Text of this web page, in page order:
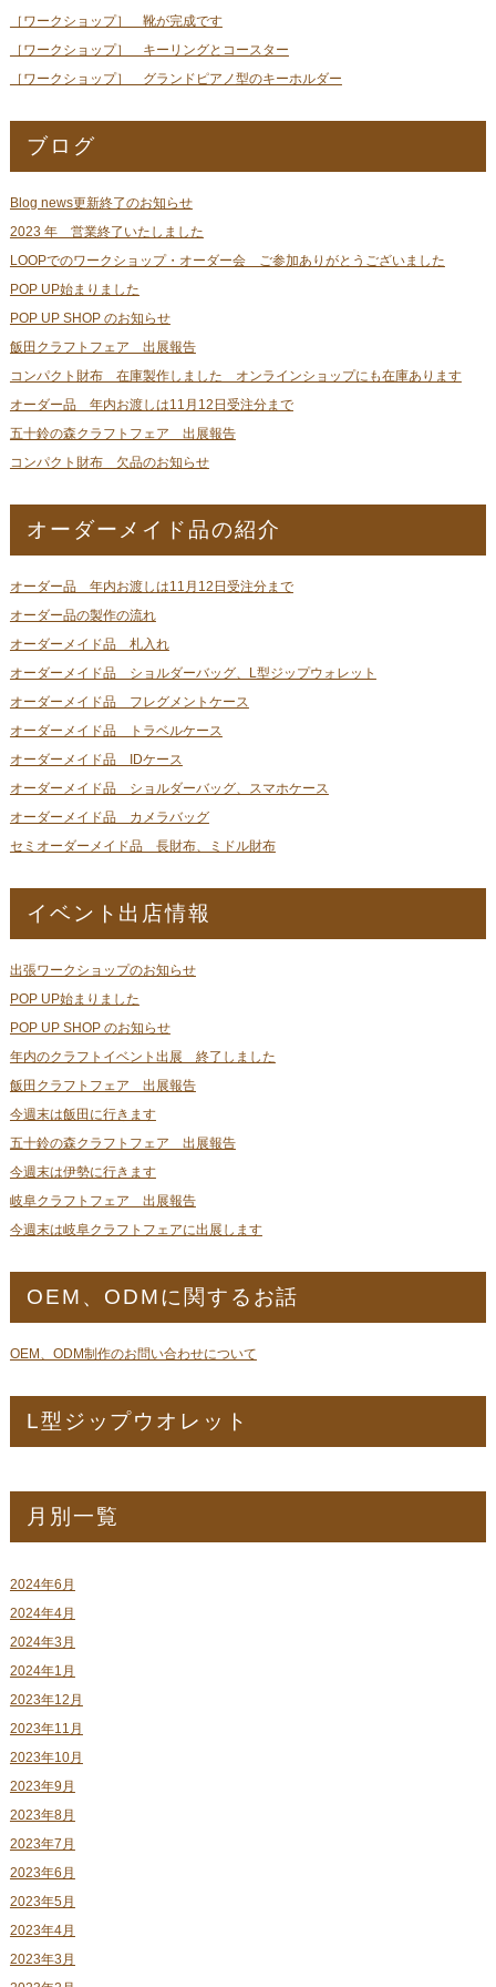
［ワークショップ］ 靴が完成です
［ワークショップ］ キーリングとコースター
［ワークショップ］ グランドピアノ型のキーホルダー
ブログ
Blog news更新終了のお知らせ
2023 年 営業終了いたしました
LOOPでのワークショップ・オーダー会 ご参加ありがとうございました
POP UP始まりました
POP UP SHOP のお知らせ
飯田クラフトフェア 出展報告
コンパクト財布 在庫製作しました オンラインショップにも在庫あります
オーダー品 年内お渡しは11月12日受注分まで
五十鈴の森クラフトフェア 出展報告
コンパクト財布 欠品のお知らせ
オーダーメイド品の紹介
オーダー品 年内お渡しは11月12日受注分まで
オーダー品の製作の流れ
オーダーメイド品 札入れ
オーダーメイド品 ショルダーバッグ、L型ジップウォレット
オーダーメイド品 フレグメントケース
オーダーメイド品 トラベルケース
オーダーメイド品 IDケース
オーダーメイド品 ショルダーバッグ、スマホケース
オーダーメイド品 カメラバッグ
セミオーダーメイド品 長財布、ミドル財布
イベント出店情報
出張ワークショップのお知らせ
POP UP始まりました
POP UP SHOP のお知らせ
年内のクラフトイベント出展 終了しました
飯田クラフトフェア 出展報告
今週末は飯田に行きます
五十鈴の森クラフトフェア 出展報告
今週末は伊勢に行きます
岐阜クラフトフェア 出展報告
今週末は岐阜クラフトフェアに出展します
OEM、ODMに関するお話
OEM、ODM制作のお問い合わせについて
L型ジップウオレット
月別一覧
2024年6月
2024年4月
2024年3月
2024年1月
2023年12月
2023年11月
2023年10月
2023年9月
2023年8月
2023年7月
2023年6月
2023年5月
2023年4月
2023年3月